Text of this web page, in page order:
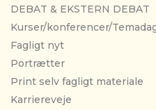
DEBAT & EKSTERN DEBAT
Kurser/konferencer/
Fagligt nyt
Portrætter
Print selv fagligt materiale
Karriereveje